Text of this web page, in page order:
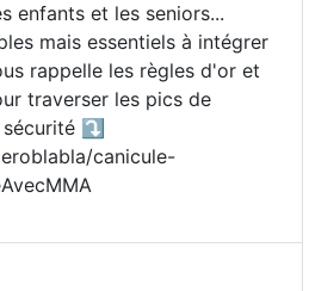
enfants et les seniors...
mais essentiels à intégrer
rappelle les règles d'or et
traverser les pics de
sécurité ⤵️
canicule-